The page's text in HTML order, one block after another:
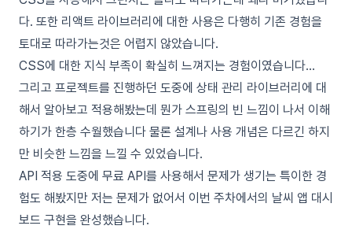
다. 또한 리액트 라이브러리에 대한 사용은 다행히 기존 경험을
토대로 따라가는것은 어렵지 않았습니다.
CSS에 대한 지식 부족이 확실히 느껴지는 경험이였습니다…
그리고 프로젝트를 진행하던 도중에 상태 관리 라이브러리에 대
해서 알아보고 적용해봤는데 뭔가 스프링의 빈 느낌이 나서 이해
하기가 한층 수월했습니다 물론 설계나 사용 개념은 다르긴 하지
만 비슷한 느낌을 느낄 수 있었습니다.
API 적용 도중에 무료 API를 사용해서 문제가 생기는 특이한 경
험도 해봤지만 저는 문제가 없어서 이번 주차에서의 날씨 앱 대시
보드 구현을 완성했습니다.